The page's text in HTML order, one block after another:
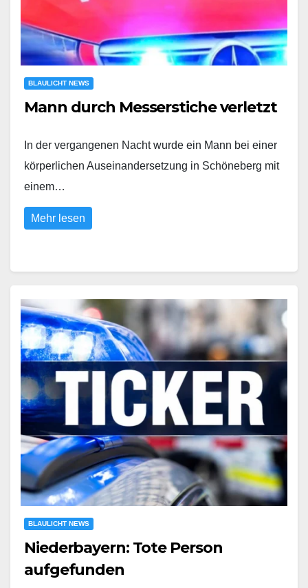
BLAULICHT NEWS
Mann durch Messerstiche verletzt
In der vergangenen Nacht wurde ein Mann bei einer
körperlichen Auseinandersetzung in Schöneberg mit
einem…
Mehr lesen
BLAULICHT NEWS
Niederbayern: Tote Person
aufgefunden